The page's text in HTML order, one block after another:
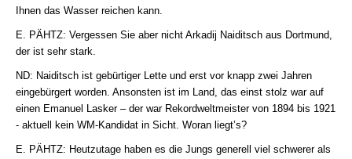
Ihnen das Wasser reichen kann.
E. PÄHTZ: Vergessen Sie aber nicht Arkadij Naiditsch aus Dortmund,
der ist sehr stark.
ND: Naiditsch ist gebürtiger Lette und erst vor knapp zwei Jahren
eingebürgert worden. Ansonsten ist im Land, das einst stolz war auf
einen Emanuel Lasker – der war Rekordweltmeister von 1894 bis 1921
- aktuell kein WM-Kandidat in Sicht. Woran liegt’s?
E. PÄHTZ: Heutzutage haben es die Jungs generell viel schwerer als